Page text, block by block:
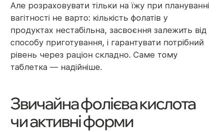
Але розраховувати тільки на їжу при плануванні
вагітності не варто: кількість фолатів у
продуктах нестабільна, засвоєння залежить від
способу приготування, і гарантувати потрібний
рівень через раціон складно. Саме тому
таблетка — надійніше.
Звичайна фолієва кислота
чи активні форми